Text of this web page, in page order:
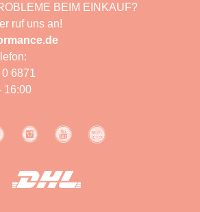
BEIM EINKAUF?
ruf uns an!
6871
16:00